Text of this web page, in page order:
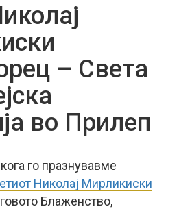
– Света
во Прилеп
го празнувавме
Николај Мирликиски
Блаженство,